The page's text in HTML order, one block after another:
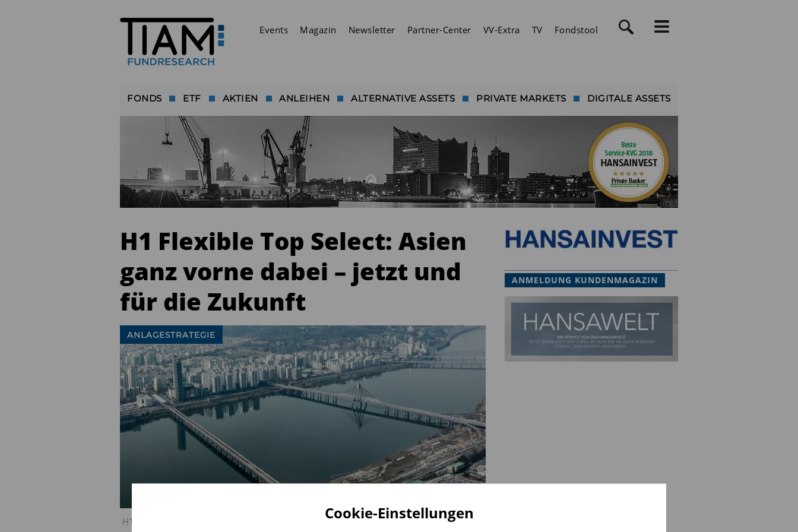
Cookie-Einstellungen
Events Magazin Newsletter Partner-Center VV-Extra TV Fondstool
FONDS ETF AKTIEN ANLEIHEN ALTERNATIVE ASSETS PRIVATE MARKETS DIGITALE ASSETS
H1 Flexible Top Select: Asien
ganz vorne dabei – jetzt und
für die Zukunft
H1 Flexible Top Select: Asien ganz vorne dabei – jetzt und für die Zukunft
ANLAGESTRATEGIE
ANMELDUNG KUNDENMAGAZIN